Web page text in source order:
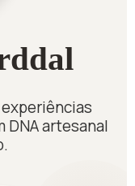
DNA artesanal